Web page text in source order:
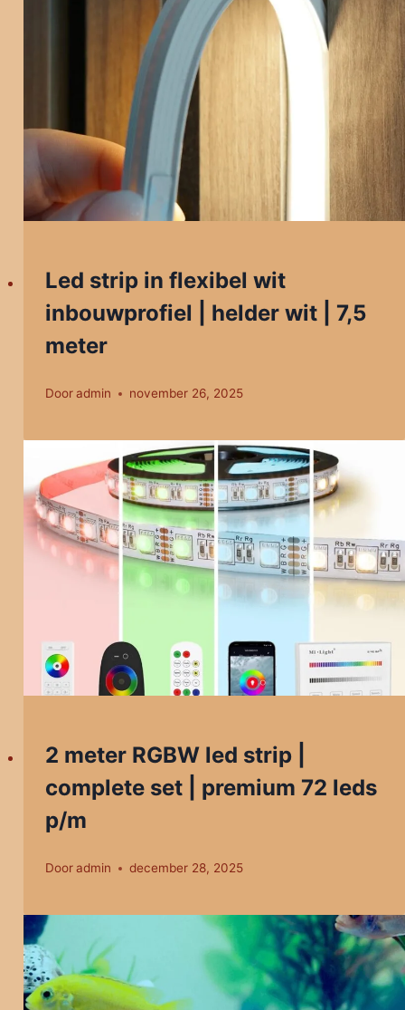
Led strip in flexibel wit
inbouwprofiel | helder wit | 7,5
meter
Door admin november 26, 2025
2 meter RGBW led strip |
complete set | premium 72 leds
p/m
Door admin december 28, 2025